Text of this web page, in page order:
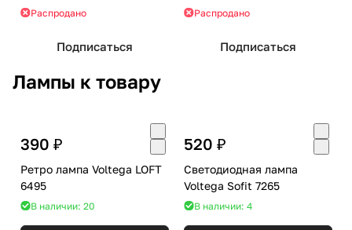
Распродано
Подписаться
Распродано
Подписаться
Лампы к товару
390 ₽
Ретро лампа Voltega LOFT
6495
В наличии: 20
520 ₽
Светодиодная лампа
Voltega Sofit 7265
В наличии: 4